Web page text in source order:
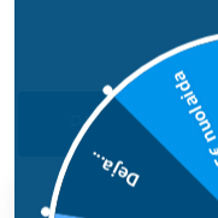
PARAŠYKITE
Deja... 5€